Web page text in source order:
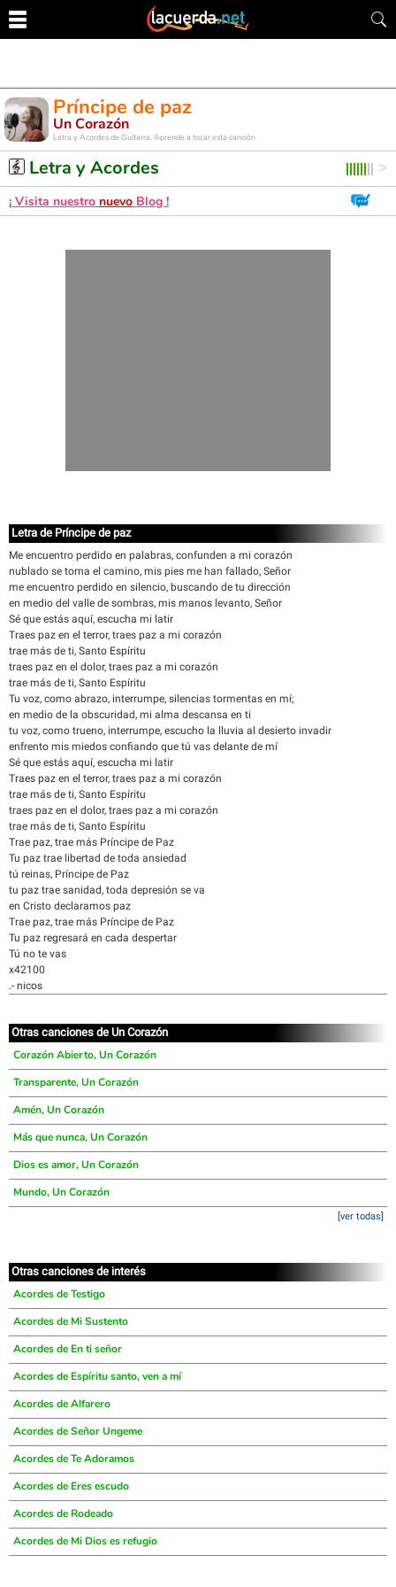
Príncipe de paz
Un Corazón
Letra y Acordes de Guitarra. Aprende a tocar esta canción
Letra y Acordes
¡ Visita nuestro nuevo Blog !
Letra de Príncipe de paz
Me encuentro perdido en palabras, confunden a mi corazón
nublado se torna el camino, mis pies me han fallado, Señor
me encuentro perdido en silencio, buscando de tu dirección
en medio del valle de sombras, mis manos levanto, Señor
Sé que estás aquí, escucha mi latir
Traes paz en el terror, traes paz a mi corazón
trae más de ti, Santo Espíritu
traes paz en el dolor, traes paz a mi corazón
trae más de ti, Santo Espíritu
Tu voz, como abrazo, interrumpe, silencias tormentas en mí;
en medio de la obscuridad, mi alma descansa en ti
tu voz, como trueno, interrumpe, escucho la lluvia al desierto invadir
enfrento mis miedos confiando que tú vas delante de mí
Sé que estás aquí, escucha mi latir
Traes paz en el terror, traes paz a mi corazón
trae más de ti, Santo Espíritu
traes paz en el dolor, traes paz a mi corazón
trae más de ti, Santo Espíritu
Trae paz, trae más Príncipe de Paz
Tu paz trae libertad de toda ansiedad
tú reinas, Príncipe de Paz
tu paz trae sanidad, toda depresión se va
en Cristo declaramos paz
Trae paz, trae más Príncipe de Paz
Tu paz regresará en cada despertar
Tú no te vas
x42100
.- nicos
Otras canciones de Un Corazón
Corazón Abierto, Un Corazón
Transparente, Un Corazón
Amén, Un Corazón
Más que nunca, Un Corazón
Dios es amor, Un Corazón
Mundo, Un Corazón
[ver todas]
Otras canciones de interés
Acordes de Testigo
Acordes de Mi Sustento
Acordes de En ti señor
Acordes de Espíritu santo, ven a mí
Acordes de Alfarero
Acordes de Señor Ungeme
Acordes de Te Adoramos
Acordes de Eres escudo
Acordes de Rodeado
Acordes de Mi Dios es refugio